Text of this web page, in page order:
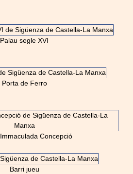
Palau segle XVI
Porta de Ferro
Concepció
Barri jueu